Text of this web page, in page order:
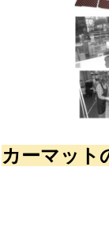
カーマット